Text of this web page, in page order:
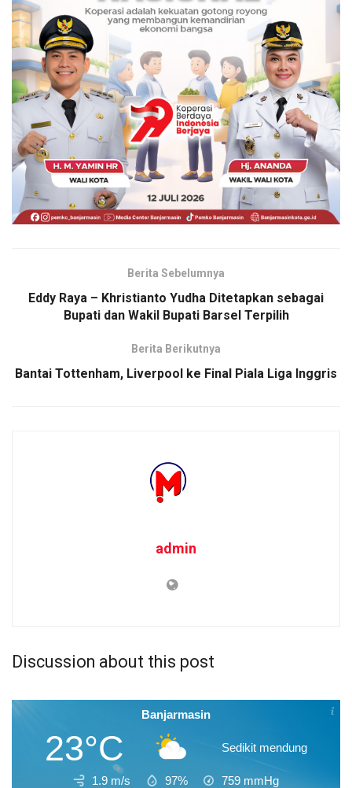
Berita Sebelumnya
Eddy Raya – Khristianto Yudha Ditetapkan sebagai
Bupati dan Wakil Bupati Barsel Terpilih
Berita Berikutnya
Bantai Tottenham, Liverpool ke Final Piala Liga Inggris
admin
Discussion about this post
Banjarmasin
23°C Sedikit mendung
1.9 m/s 97% 759 mmHg